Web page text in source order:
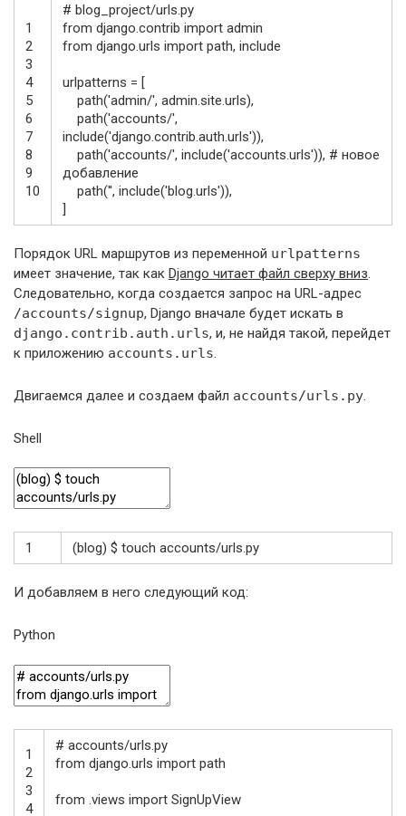
1
2
3
4
5
6
7
8
9
10
# blog_project/urls.py
from django contrib import admin
from django urls import path, include
urlpatterns = [
path('admin/', admin site urls),
path('accounts/',
include('django.contrib.auth.urls')),
path('accounts/', include('accounts.urls')), # новое
добавление
path('', include('blog.urls')),
]
Порядок URL маршрутов из переменной urlpatterns
имеет значение, так как Django читает файл сверху вниз
Следовательно, когда создается запрос на URL-адрес
/accounts/signup, Django вначале будет искать в
django.contrib.auth.urls, и, не найдя такой, перейдет
к приложению accounts.urls
Двигаемся далее и создаем файл accounts/urls.py
Shell
1 (blog) $ touch accounts/urls.py
И добавляем в него следующий код:
Python
1
2
3
4
# accounts/urls.py
from django urls import path
from views import SignUpView